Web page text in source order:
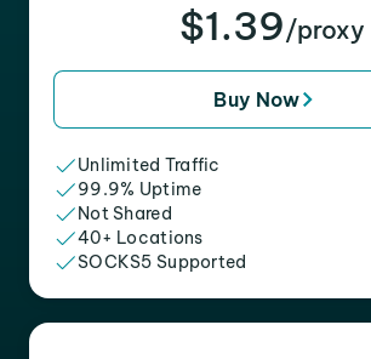
$1.39/proxy
Buy Now
Unlimited Traffic
99.9% Uptime
Not Shared
40+ Locations
SOCKS5 Supported